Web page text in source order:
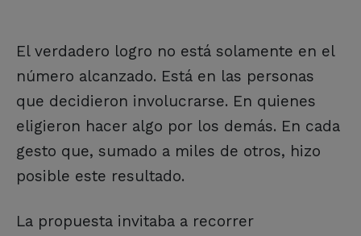
El verdadero logro no está solamente en el
número alcanzado. Está en las personas
que decidieron involucrarse. En quienes
eligieron hacer algo por los demás. En cada
gesto que, sumado a miles de otros, hizo
posible este resultado.
La propuesta invitaba a recorrer